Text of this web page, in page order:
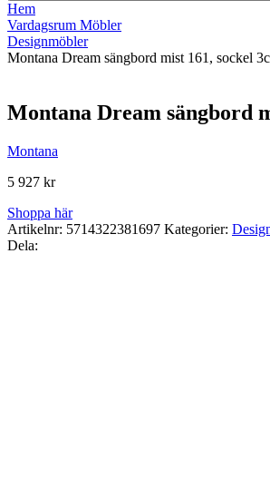
Hem
Vardagsrum Möbler
Designmöbler
Montana Dream sängbord mist 161, sockel
Montana Dream sängbord
Montana
5 927 kr
Shoppa här
Artikelnr: 5714322381697 Kategorier:
Dela: